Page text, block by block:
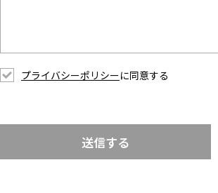
プライバシーポリシーに同意する
送信する